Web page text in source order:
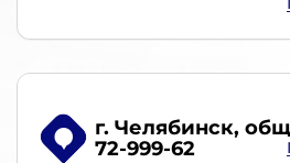
г. Челябинск,
72-999-62